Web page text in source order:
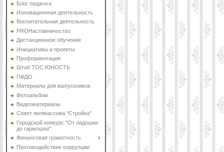
Блог педагога
Инновационная деятельность
Воспитательная деятельность
PROНаставничество
Дистанционное обучение
Инициативы и проекты
Профориентация
Штаб ТОС ЮНОСТЬ
ПФДО
Материалы для выпускников
Фотоальбом
Видеоматериалы
Совет жилмассива "Стройка"
Городской конкурс "От ладошки
до гармошки"
Финансовая грамотность
Противодействие коррупции